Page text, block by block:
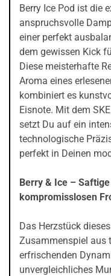
Berry Ice Pod ist die
anspruchsvolle
einer perfekt
dem gewissen Kick
Diese meisterhafte
Aroma eines
kombiniert es
Eisnote. Mit dem
setzt Du auf ein
technologische
perfekt in Deinen
Berry & Ice –
kompromisslosen
Das Herzstück
Zusammenspiel aus
erfrischenden
unvergleichliches